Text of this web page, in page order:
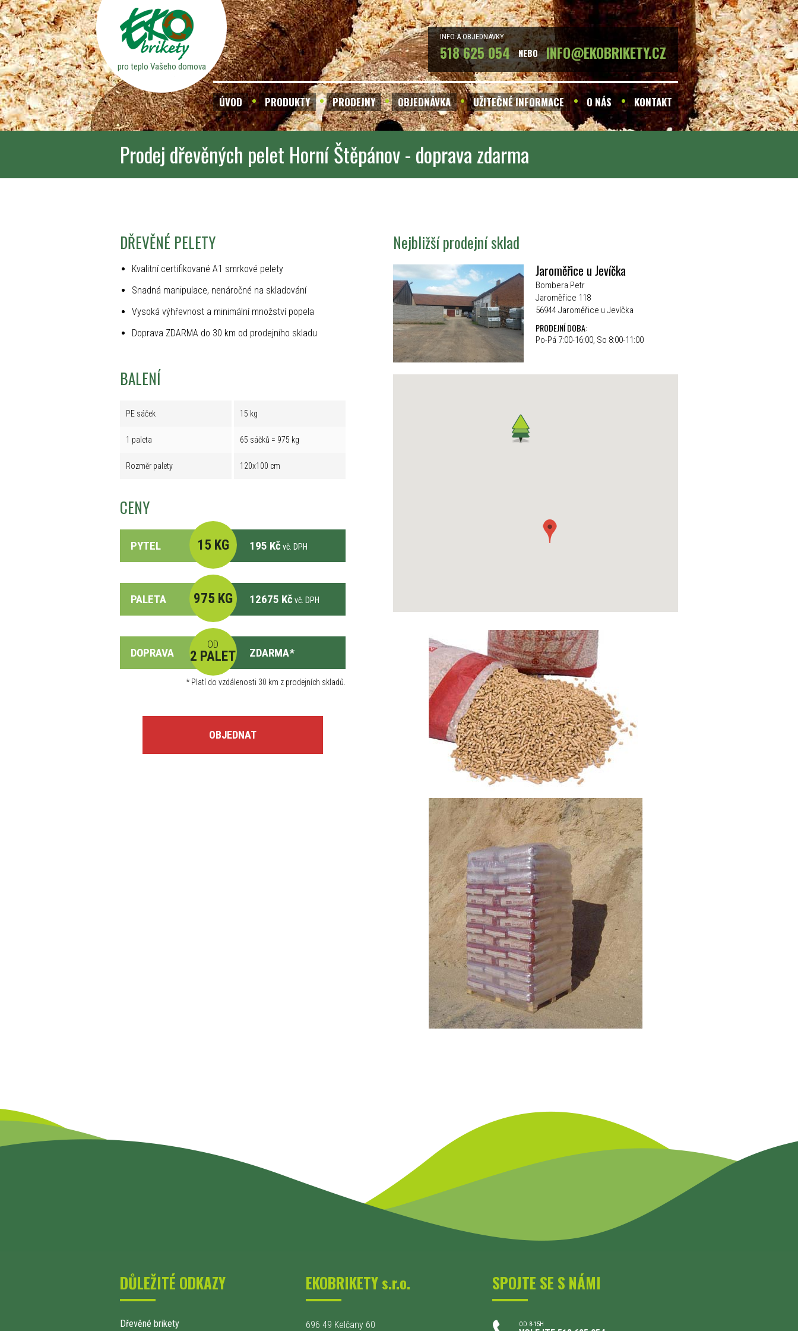
pro teplo Vašeho domova
INFO A OBJEDNÁVKY
518 625 054 NEBO INFO@EKOBRIKETY.CZ
ÚVOD PRODUKTY PRODEJNY OBJEDNÁVKA UŽITEČNÉ INFORMACE O NÁS KONTAKT
Prodej dřevěných pelet Horní Štěpánov - doprava zdarma
DŘEVĚNÉ PELETY
Kvalitní certifikované A1 smrkové pelety
Snadná manipulace, nenáročné na skladování
Vysoká výhřevnost a minimální množství popela
Doprava ZDARMA do 30 km od prodejního skladu
BALENÍ
PE sáček 15 kg
1 paleta 65 sáčků = 975 kg
Rozměr palety 120x100 cm
CENY
PYTEL 15 KG 195 Kč vč. DPH
PALETA 975 KG 12675 Kč vč. DPH
DOPRAVA
OD
2 PALET ZDARMA*
*Platí do vzdálenosti 30 km z prodejních skladů.
OBJEDNAT
Nejbližší prodejní sklad
Jaroměřice u Jevíčka
Bombera Petr
Jaroměřice 118
56944 Jaroměřice u Jevíčka
PRODEJNÍ DOBA:
Po-Pá 7:00-16:00, So 8:00-11:00
DŮLEŽITÉ ODKAZY
Dřevěné brikety
EKOBRIKETY s.r.o.
696 49 Kelčany 60
SPOJTE SE S NÁMI
OD 8-15H